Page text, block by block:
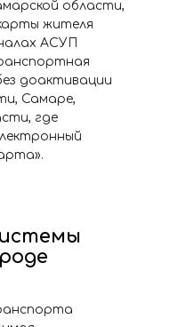
области,
жителя
АСУП
доактивации
Самаре,
где